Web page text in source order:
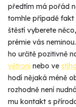
předtím má pořád
tomhle případě fakt
štěstí vyberete
prémie vás
ho určitě pozitivně
větroni nebo ve
hodí nějaká méně
rozhodně není
mu kontakt s